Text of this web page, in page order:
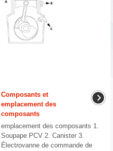
Composants et
emplacement des
composants
emplacement des composants 1.
Soupape PCV 2. Canister 3.
Électrovanne de commande de